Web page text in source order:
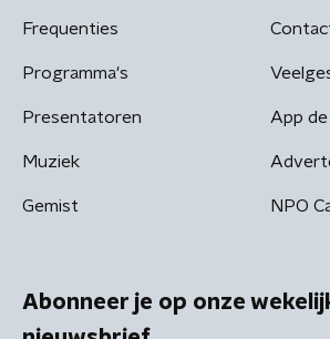
Frequenties
Programma's
Presentatoren
Muziek
Gemist
App
NPO
Abonneer je op onze